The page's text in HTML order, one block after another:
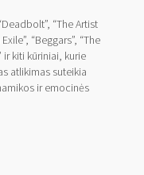
“The Artist
“Beggars”, “The
ir kiti kūriniai, kurie
atlikimas suteikia
ir emocinės